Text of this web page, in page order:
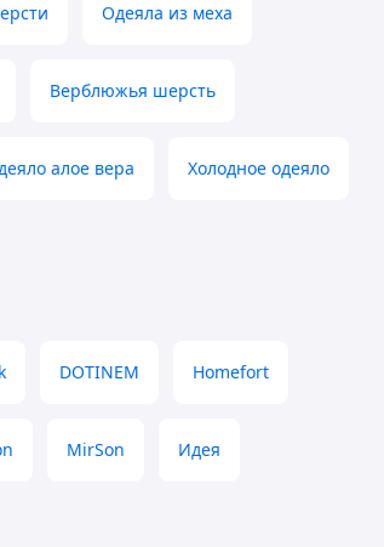
Одеяла из меха
Верблюжья шерсть
алое вера Холодное одеяло
DOTINEM Homefort
MirSon Идея